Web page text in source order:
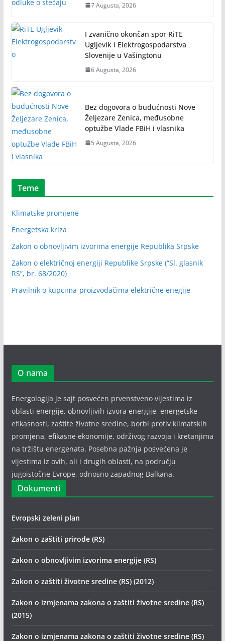
7 Augusta, 2026
I zvanično okončan spor RiTE
Ugljevik i Elektrogospodarstva
Slovenije u Vašingtonu
6 Augusta, 2026
Bez dogovora o budućnosti Nove
Željezare Zenica, međusobne
optužbe Vlade FBiH i vlasnika
5 Augusta, 2026
Teme
Klimatske promjene
Energetska kriza
Zakon o obnovljivim izvorima energije Republika Srpske
Zakon o električnoj energiji Republike Srpske (“Sl. glasnik
RS”, br. 68/2020)
Pravilnik o kupcima-proizvođačima električne enegije
O nama
Energologija je sajt posvećen prvenstveno vijestima iz
oblasti energije, obnovljivih izvora energije, energetske
efikasnosti, zaštite životne sredine, borbi protiv klimatskih
promjena, efikasne ekonomije, održivog razvoja i kretanjima
na tržištu energenata. Posebna pažnja posvećena je
vijestima iz ovih, ali i drugih oblasti, na području
jugoistočne Evrope, odnosno zapadnog Balkana.
Dokumenti
Evropski zeleni plan
Zakon o zaštiti prirode (RS)
Zakon o obnovljivim izvorima energije (RS)
Zakon o zaštiti životne sredine (RS) (2012)
Zakon o izmjenama zakona o zaštiti životne sredine (RS)
(2015)
Zakon o izmjenama zakona o zaštiti životne sredine (RS)